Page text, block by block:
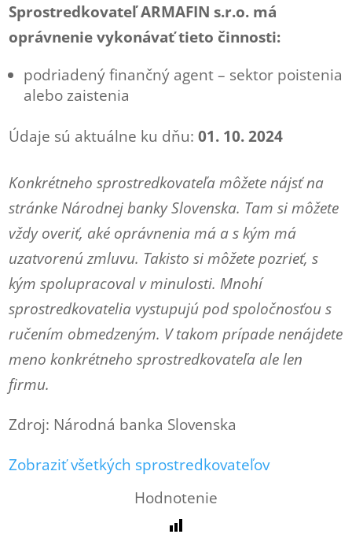
Sprostredkovateľ ARMAFIN s.r.o. má
oprávnenie vykonávať tieto činnosti:
podriadený finančný agent – sektor poistenia
alebo zaistenia
Údaje sú aktuálne ku dňu:01. 10. 2024
Konkrétneho sprostredkovateľa môžete nájsť na
stránke Národnej banky Slovenska. Tam si môžete
vždy overiť, aké oprávnenia má a s kým má
uzatvorenú zmluvu. Takisto si môžete pozrieť, s
kým spolupracoval v minulosti. Mnohí
sprostredkovatelia vystupujú pod spoločnosťou s
ručením obmedzeným. V takom prípade nenájdete
meno konkrétneho sprostredkovateľa ale len
firmu.
Zdroj: Národná banka Slovenska
Zobraziť všetkých sprostredkovateľov
Hodnotenie